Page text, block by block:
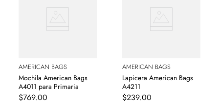
AMERICAN BAGS
Mochila American Bags
A4011 para Primaria
$769.00
AMERICAN BAGS
Lapicera American Bags
A4211
$239.00